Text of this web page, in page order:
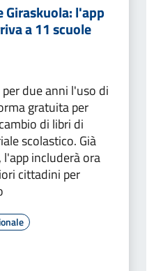
Giraskuola: l'app
a 11 scuole
due anni l'uso di
gratuita per
di libri di
scolastico. Già
includerà ora
cittadini per